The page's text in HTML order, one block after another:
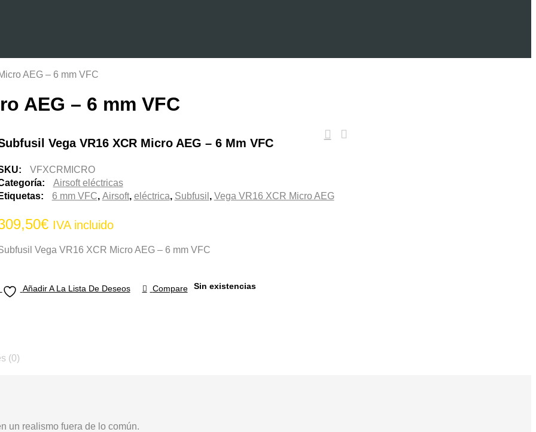
AEG – 6 mm VFC
AEG – 6 mm VFC
Vega VR16 XCR Micro AEG – 6 Mm VFC
VFXCRMICRO
Airsoft eléctricas
Etiquetas:
6 mm VFC, Airsoft, eléctrica, Subfusil , Vega VR16 XCR Micro AEG
€ IVA incluido
Vega VR16 XCR Micro AEG – 6 mm VFC
Sin existencias
Añadir A La Lista De Deseos Compare
(0)
un realismo fuera de lo común.